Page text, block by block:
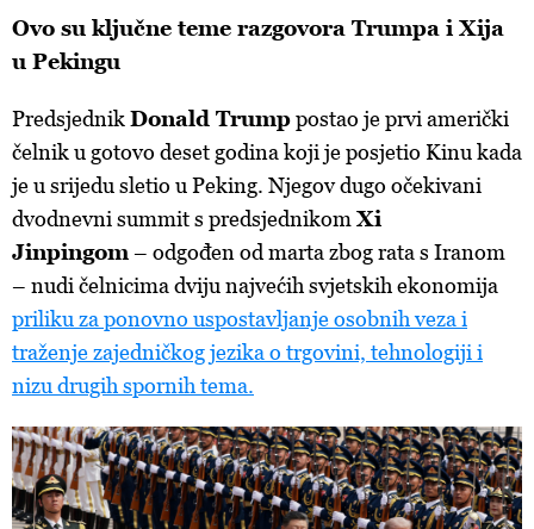
Ovo su ključne teme razgovora Trumpa i Xija
u Pekingu
PredsjednikDonald Trumppostao je prvi američki
čelnik u gotovo deset godina koji je posjetio Kinu kada
je u srijedu sletio u Peking. Njegov dugo očekivani
dvodnevni summit s predsjednikom Xi
Jinpingom– odgođen od marta zbog rata s Iranom
– nudi čelnicima dviju najvećih svjetskih ekonomija
priliku za ponovno uspostavljanje osobnih veza i
traženje zajedničkog jezika o trgovini, tehnologiji i
nizu drugih spornih tema.